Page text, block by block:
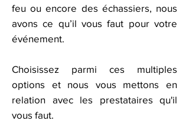
feu ou encore des échassiers, nous
avons ce qu’il vous faut pour votre
événement.
​Choisissez parmi ces multiples
options et nous vous mettons en
relation avec les prestataires qu'il
vous faut.